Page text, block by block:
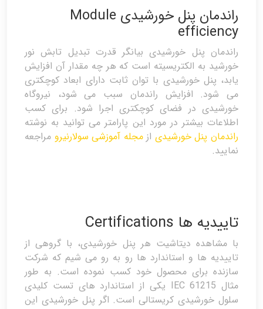
راندمان پنل خورشیدی Module
efficiency
راندمان پنل خورشیدی بیانگر قدرت تبدیل تابش نور
خورشید به الکتریسیته است که هر چه مقدار آن افزایش
یابد، پنل خورشیدی با توان ثابت دارای ابعاد کوچکتری
می شود. افزایش راندمان سبب می شود، نیروگاه
خورشیدی در فضای کوچکتری اجرا شود. برای کسب
اطلاعات بیشتر در مورد این پارامتر می توانید به نوشته
راندمان پنل خورشیدی ازمجله آموزشی سولارنیرو مراجعه
نمایید.
تاییدیه ها Certifications
با مشاهده دیتاشیت هر پنل خورشیدی، با گروهی از
تاییدیه ها و استاندارد ها رو به رو می شیم که شرکت
سازنده برای محصول خود کسب نموده است. به طور
مثال IEC 61215 یکی از استاندارد های تست کلیدی
سلول خورشیدی کریستالی است. اگر پنل خورشیدی این